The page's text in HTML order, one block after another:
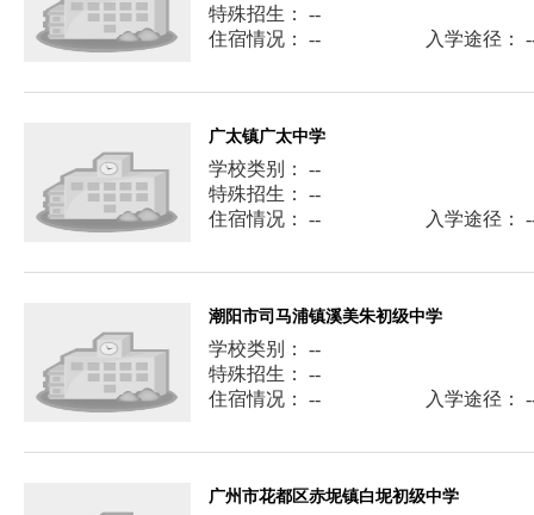
特殊招生： --
住宿情况： --
入学途径：
广太镇广太中学
学校类别： --
特殊招生： --
住宿情况： --
入学途径：
潮阳市司马浦镇溪美朱初级中学
学校类别： --
特殊招生： --
住宿情况： --
入学途径：
广州市花都区赤坭镇白坭初级中学